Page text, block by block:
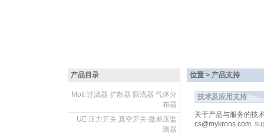
产品目录 位置 > 产品支持
Mott 过滤器 扩散器 限流器 气体分
布器
UE 压力开关 真空开关 微差压监
测器
技术及应用支持
关于产品与服务的技
cs@mykrons.com